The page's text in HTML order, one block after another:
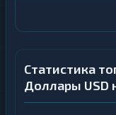
Статистика
Доллары USD